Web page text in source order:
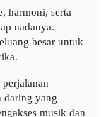
harmoni, serta
nadanya.
besar untuk
daring yang
musik dan